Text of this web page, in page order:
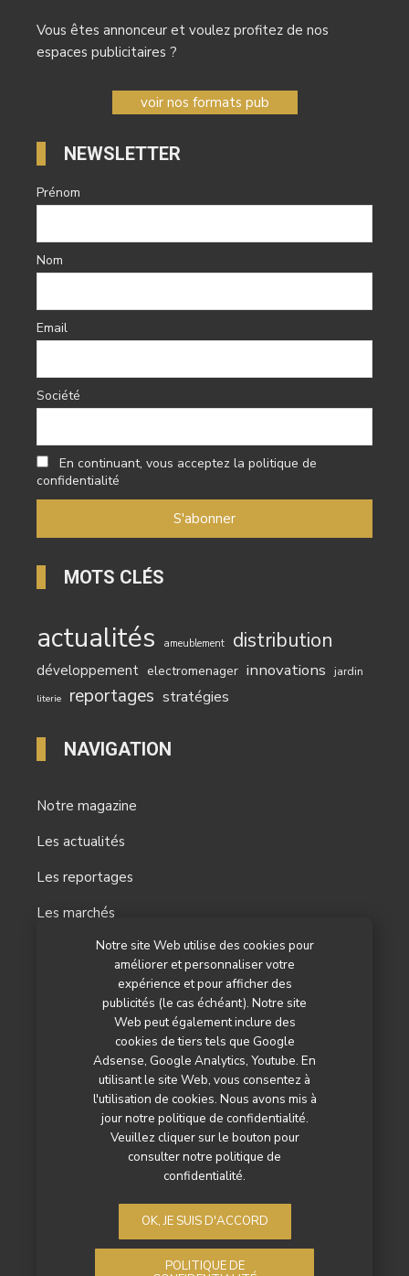
Notre site Web utilise des cookies pour
améliorer et personnaliser votre
expérience et pour afficher des
publicités (le cas échéant). Notre site
Web peut également inclure des
cookies de tiers tels que Google
Adsense, Google Analytics, Youtube. En
utilisant le site Web, vous consentez à
l'utilisation de cookies. Nous avons mis à
jour notre politique de confidentialité.
Veuillez cliquer sur le bouton pour
consulter notre politique de
confidentialité.
OK, JE SUIS D'ACCORD
POLITIQUE DE
Vous êtes annonceur et voulez profitez de nos
espaces publicitaires ?
voir nos formats pub
NEWSLETTER
Prénom
Nom
Email
Société
En continuant, vous acceptez la politique de
confidentialité
MOTS CLÉS
actualités ameublement distribution
développement electromenager innovations jardin
literie reportages stratégies
NAVIGATION
Notre magazine
Les actualités
Les reportages
Les marchés
Nos autres titres
Qui sommes-nous ?
Contactez-nous
Mentions légales
Politique de confidentialité